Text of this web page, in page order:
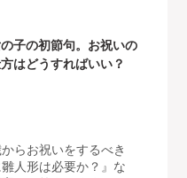
子の初節句。お祝いの
はどうすればいい？
らお祝いをするべき
人形は必要か？』な